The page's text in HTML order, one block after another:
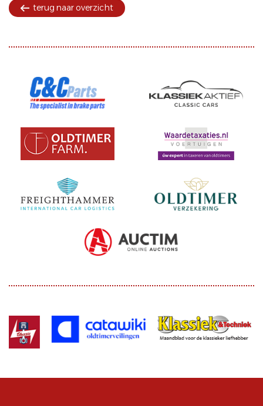
terug naar overzicht